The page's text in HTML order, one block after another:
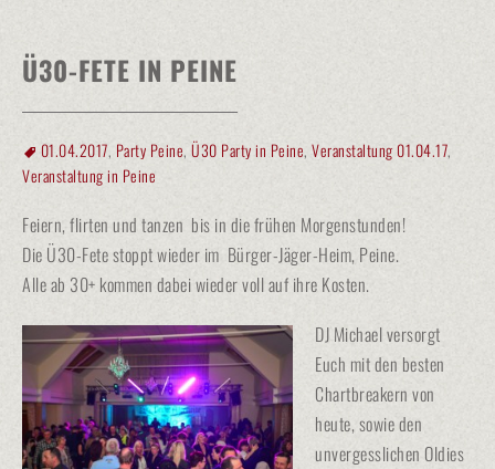
Ü30-FETE IN PEINE
01.04.2017, Party Peine, Ü30 Party in Peine, Veranstaltung 01.04.17,
Veranstaltung in Peine
Feiern, flirten und tanzen bis in die frühen Morgenstunden!
Die Ü30-Fete stoppt wieder im Bürger-Jäger-Heim, Peine.
Alle ab 30+ kommen dabei wieder voll auf ihre Kosten.
DJ Michael versorgt
Euch mit den besten
Chartbreakern von
heute, sowie den
unvergesslichen Oldies